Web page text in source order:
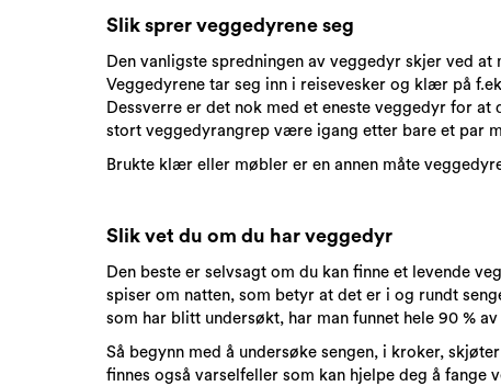
Slik sprer veggedyrene seg
Den vanligste spredningen av veggedyr skjer ved
Veggedyrene tar seg inn i reisevesker og klær på
Dessverre er det nok med et eneste veggedyr for
stort veggedyrangrep være igang etter bare et par
Brukte klær eller møbler er en annen måte
Slik vet du om du har veggedyr
Den beste er selvsagt om du kan finne et levende
spiser om natten, som betyr at det er i og rundt
som har blitt undersøkt, har man funnet hele 90 %
Så begynn med å undersøke sengen, i kroker,
finnes også varselfeller som kan hjelpe deg å